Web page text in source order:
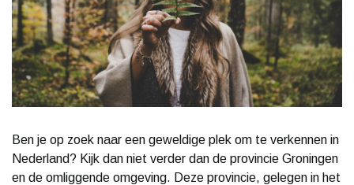
Ben je op zoek naar een geweldige plek om te verkennen in
Nederland? Kijk dan niet verder dan de provincie Groningen
en de omliggende omgeving. Deze provincie, gelegen in het